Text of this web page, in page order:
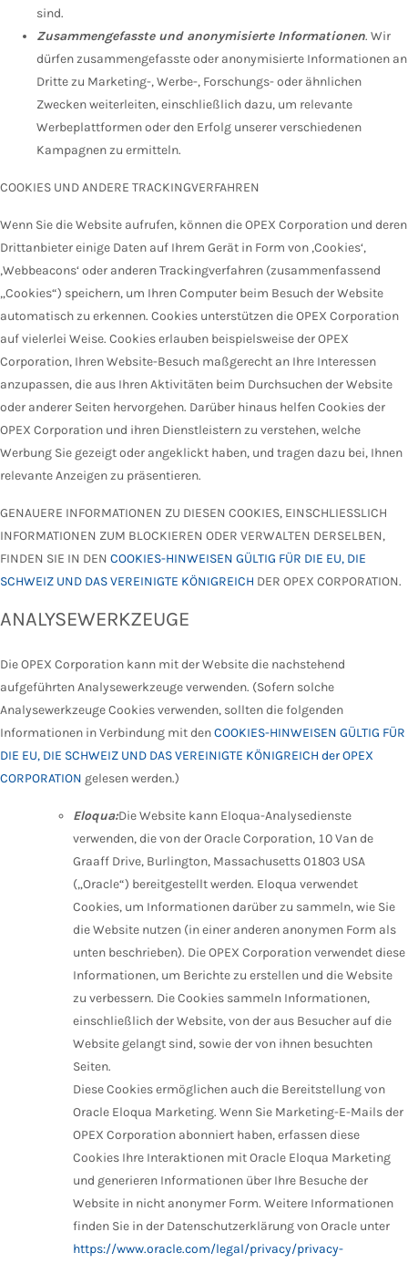
sind.
Zusammengefasste und anonymisierte Informationen. Wir
dürfen zusammengefasste oder anonymisierte Informationen an
Dritte zu Marketing-, Werbe-, Forschungs- oder ähnlichen
Zwecken weiterleiten, einschließlich dazu, um relevante
Werbeplattformen oder den Erfolg unserer verschiedenen
Kampagnen zu ermitteln.
COOKIES UND ANDERE TRACKINGVERFAHREN
Wenn Sie die Website aufrufen, können die OPEX Corporation und deren
Drittanbieter einige Daten auf Ihrem Gerät in Form von ‚Cookies‘,
‚Webbeacons‘ oder anderen Trackingverfahren (zusammenfassend
„Cookies“) speichern, um Ihren Computer beim Besuch der Website
automatisch zu erkennen. Cookies unterstützen die OPEX Corporation
auf vielerlei Weise. Cookies erlauben beispielsweise der OPEX
Corporation, Ihren Website-Besuch maßgerecht an Ihre Interessen
anzupassen, die aus Ihren Aktivitäten beim Durchsuchen der Website
oder anderer Seiten hervorgehen. Darüber hinaus helfen Cookies der
OPEX Corporation und ihren Dienstleistern zu verstehen, welche
Werbung Sie gezeigt oder angeklickt haben, und tragen dazu bei, Ihnen
relevante Anzeigen zu präsentieren.
GENAUERE INFORMATIONEN ZU DIESEN COOKIES, EINSCHLIESSLICH
INFORMATIONEN ZUM BLOCKIEREN ODER VERWALTEN DERSELBEN,
FINDEN SIE IN DEN COOKIES-HINWEISEN GÜLTIG FÜR DIE EU, DIE
SCHWEIZ UND DAS VEREINIGTE KÖNIGREICH DER OPEX CORPORATION.
ANALYSEWERKZEUGE
Die OPEX Corporation kann mit der Website die nachstehend
aufgeführten Analysewerkzeuge verwenden. (Sofern solche
Analysewerkzeuge Cookies verwenden, sollten die folgenden
Informationen in Verbindung mit denCOOKIES-HINWEISEN GÜLTIG FÜR
DIE EU, DIE SCHWEIZ UND DAS VEREINIGTE KÖNIGREICH der OPEX
CORPORATION gelesen werden.)
Eloqua:Die Website kann Eloqua-Analysedienste
verwenden, die von der Oracle Corporation, 10 Van de
Graaff Drive, Burlington, Massachusetts 01803 USA
(„Oracle“) bereitgestellt werden. Eloqua verwendet
Cookies, um Informationen darüber zu sammeln, wie Sie
die Website nutzen (in einer anderen anonymen Form als
unten beschrieben). Die OPEX Corporation verwendet diese
Informationen, um Berichte zu erstellen und die Website
zu verbessern. Die Cookies sammeln Informationen,
einschließlich der Website, von der aus Besucher auf die
Website gelangt sind, sowie der von ihnen besuchten
Seiten.
Diese Cookies ermöglichen auch die Bereitstellung von
Oracle Eloqua Marketing. Wenn Sie Marketing-E-Mails der
OPEX Corporation abonniert haben, erfassen diese
Cookies Ihre Interaktionen mit Oracle Eloqua Marketing
und generieren Informationen über Ihre Besuche der
Website in nicht anonymer Form. Weitere Informationen
finden Sie in der Datenschutzerklärung von Oracle unter
https://www.oracle.com/legal/privacy/privacy-